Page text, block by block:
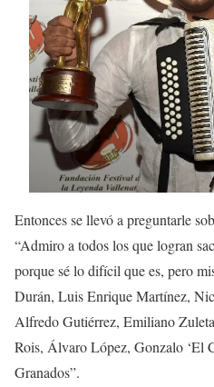
Entonces se llevó a preguntarle
“Admiro a todos los que logran
porque sé lo difícil que es, pero
Durán, Luis Enrique Martínez,
Alfredo Gutiérrez, Emiliano
Rois, Álvaro López, Gonzalo ‘El
Granados”.